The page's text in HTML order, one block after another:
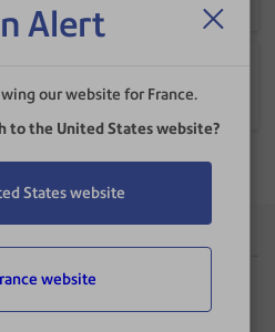
Alert
our website for France.
to the United States website?
States website
website
DL75 Manuel d'utilisation
Consommables pour